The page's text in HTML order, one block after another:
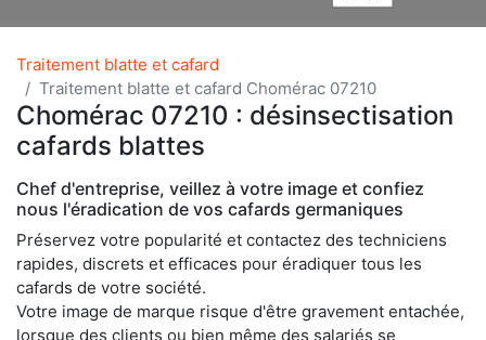
Traitement blatte et cafard
Traitement blatte et cafard Chomérac 07210
Chomérac 07210 : désinsectisation
cafards blattes
Chef d'entreprise, veillez à votre image et confiez
nous l'éradication de vos cafards germaniques
Préservez votre popularité et contactez des techniciens
rapides, discrets et efficaces pour éradiquer tous les
cafards de votre société.
Votre image de marque risque d'être gravement entachée,
lorsque des clients ou bien même des salariés se